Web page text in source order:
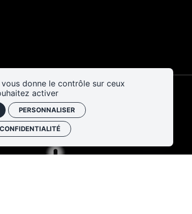
donne le contrôle sur ceux
activer
PERSONNALISER